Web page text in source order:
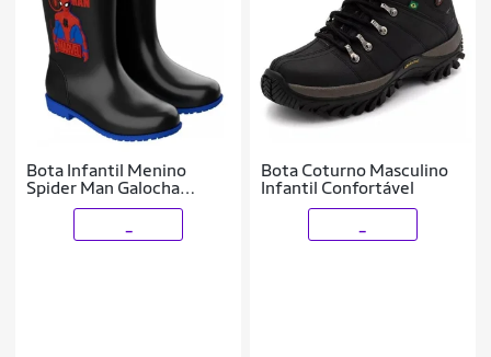
Bota Infantil Menino
Spider Man Galocha
Impermeável
Bota Coturno Masculino
Infantil Confortável